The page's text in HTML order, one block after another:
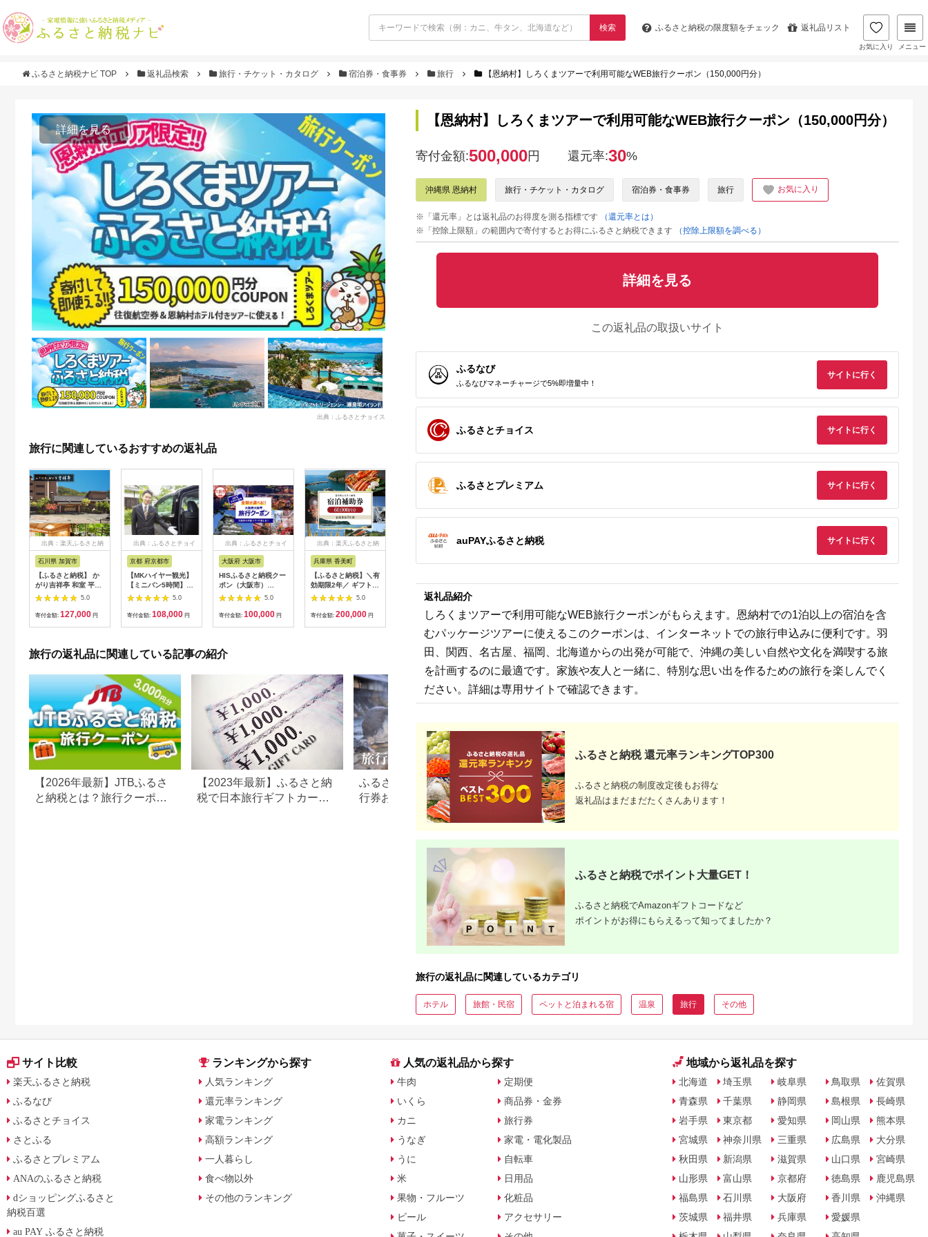
検索 ふるさと納税の限度額をチェック 返礼品リスト
お気に入り メニュー
ふるさと納税ナビ TOP 返礼品検索 旅行・チケット・カタログ 宿泊券・食事券 旅行 【恩納村】しろくまツアーで利用可能なWEB旅行クーポン（150,000円分）
詳細を見る
出典：ふるさとチョイス
旅行に関連しているおすすめの返礼品
出典：楽天ふるさと納
石川県 加賀市
【ふるさと納税】 か
がり吉祥亭 和室 平日
限定 ペア宿泊券 1泊2
食付 2名 ペア 食事付
温泉 宿泊券 旅行 トラ
5.0
寄付金額: 127,000 円
出典：ふるさとチョイ
京都 府京都市
【MKハイヤー観光】
【ミニバン5時間】ド
ライバーとめぐるとっ
ておきの京都観光（3
／21-6／20・10／1-
5.0
寄付金額: 108,000 円
出典：ふるさとチョイ
大阪府 大阪市
HISふるさと納税クー
ポン（大阪市）
30,000円分_OS039-
5.0
寄付金額: 100,000 円
出典：楽天ふるさと納
兵庫県 香美町
【ふるさと納税】＼有
効期限2年／ ギフトに
も使える 宿泊補助券
60,000円分 宿泊助成
券 宿泊券 旅 トラベル
プレゼント 贈答 母の
日 25-09
5.0
寄付金額: 200,000 円
出典：楽天ふるさと納
り日光感謝券【商品券
1万5千円分】｜旅行
券 旅行 観光 温泉 旅
ャー施設 地域商品券
5.0
寄付金額: 50,000 円
出典：ふるラボ
ンランショップ・ジャ
HACIENDA VISON ハ
ナーホテル ホテルチ
宿泊チケット 宿泊券
券 高級 高級宿 三重県
寄付金額:300,000円
たらコレ！ ひがしい
B001／静岡県 東伊
寄付金額:20,000 円
宿泊クーポン券 3,000
家族 温泉 ホテル 観光
泊施設 自然 旅館 高知
【R01313】
寄付金額: 10,000
出典：楽天ふるさと納
満市】しろくまツアー
寄付金額: 200,000 円
使えるゴルフ利用券
寄付金額:
旅行の返礼品に関連している記事の紹介
【2026年最新】JTBふるさ
と納税とは？旅行クーポン
【2023年最新】ふるさと納
税で日本旅行ギフトカード
ふるさと納税でもらえる旅
行券おすすめランキング
【2026年最新版】還元率・
【2026年最新】ふるさと納
税 金券の返礼品ランキング
｜旅行券・食事券・商品券
【恩納村】しろくまツアーで利用可能なWEB旅行クーポン（150,000円分）
寄付金額:500,000円 還元率:30%
沖縄県 恩納村 旅行・チケット・カタログ 宿泊券・食事券 旅行 お気に入り
※「還元率」とは返礼品のお得度を測る指標です
（還元率とは）
※「控除上限額」の範囲内で寄付するとお得にふるさと納税できます
（控除上限額を調べる）
詳細を見る
この返礼品の取扱いサイト
ふるなび
ふるなびマネーチャージで5%即増量中！
サイトに行く
ふるさとチョイス サイトに行く
ふるさとプレミアム サイトに行く
auPAYふるさと納税 サイトに行く
返礼品紹介
しろくまツアーで利用可能なWEB旅行クーポンがもらえます。恩納村での1泊以上の宿泊を含
むパッケージツアーに使えるこのクーポンは、インターネットでの旅行申込みに便利です。羽
田、関西、名古屋、福岡、北海道からの出発が可能で、沖縄の美しい自然や文化を満喫する旅
を計画するのに最適です。家族や友人と一緒に、特別な思い出を作るための旅行を楽しんでく
ださい。詳細は専用サイトで確認できます。
ふるさと納税 還元率ランキングTOP300
ふるさと納税の制度改定後もお得な
返礼品はまだまだたくさんあります！
ふるさと納税でポイント大量GET！
ふるさと納税でAmazonギフトコードなど
ポイントがお得にもらえるって知ってましたか？
旅行の返礼品に関連しているカテゴリ
ホテル 旅館・民宿 ペットと泊まれる宿 温泉 旅行 その他
サイト比較
楽天ふるさと納税
ふるなび
ふるさとチョイス
さとふる
ふるさとプレミアム
ANAのふるさと納税
dショッピングふるさと
納税百選
au PAY ふるさと納税
ランキングから探す
人気ランキング
還元率ランキング
家電ランキング
高額ランキング
一人暮らし
食べ物以外
その他のランキング
人気の返礼品から探す
牛肉
いくら
カニ
うなぎ
うに
米
果物・フルーツ
ビール
定期便
商品券・金券
旅行券
家電・電化製品
自転車
日用品
化粧品
アクセサリー
地域から返礼品を探す
北海道
青森県
岩手県
宮城県
秋田県
山形県
福島県
茨城県
埼玉県
千葉県
東京都
神奈川県
新潟県
富山県
石川県
福井県
岐阜県
静岡県
愛知県
三重県
滋賀県
京都府
大阪府
兵庫県
鳥取県
島根県
岡山県
広島県
山口県
徳島県
香川県
愛媛県
佐賀県
長崎県
熊本県
大分県
宮崎県
鹿児島県
沖縄県